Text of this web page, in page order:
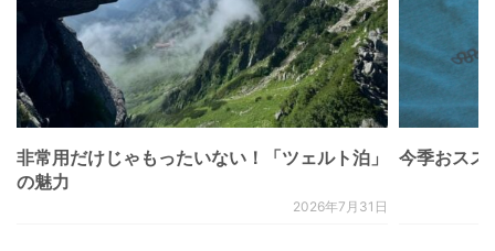
非常用だけじゃもったいない！「ツェルト泊」
の魅力
2026年7月31日
今季おスス